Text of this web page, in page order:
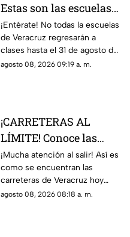
Estas son las escuelas
que NO REGRESARÁN a
CLASES este 31 de
agosto 2026 en
Veracruz
¡Entérate! No todas la escuelas
de Veracruz regresarán a
clases hasta el 31 de agosto del
2026; en TV Azteca Veracruz
agosto 08, 2026 09:19 a. m.
¡CARRETERAS AL
LÍMITE! Conoce las
condiciones de las
carreteras de Veracruz
hoy 8 de agosto 2026
¡Mucha atención al salir! Así es
como se encuentran las
carreteras de Veracruz hoy
sábado 8 de agosto del 2026,
agosto 08, 2026 08:18 a. m.